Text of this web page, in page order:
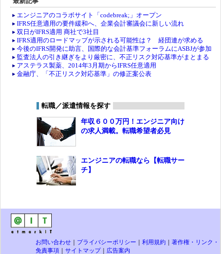
エンジニアのコラボサイト「codebreak;」オープン
IFRS任意適用の要件緩和へ、企業会計審議会に新しい流れ
双日がIFRS適用 商社で3社目
IFRS適用のロードマップが示される可能性は？ 経団連が求める
今後のIFRS開発に助言、国際的な会計基準フォーラムにASBJが参加
監査法人の引き継ぎをより厳密に、不正リスク対応基準がまとまる
アステラス製薬、2014年3月期からIFRS任意適用
金融庁、「不正リスク対応基準」の修正案公表
転職／派遣情報を探す
年収６００万円！エンジニア向け
の求人満載。転職希望者必見
エンジニアの転職なら【転職サー
チ】
お問い合わせ プライバシーポリシー 利用規約
著作権・リンク・
免責事項
サイトマップ｜ 広告案内